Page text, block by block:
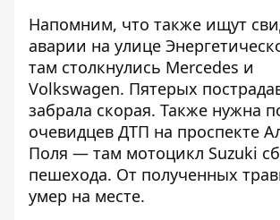
Напомним, что также ищут
аварии на улице
там столкнулись Mercedes и
Volkswagen. Пятерых
забрала скорая. Также нужна
очевидцев ДТП на проспекте
Поля — там мотоцикл Suzuki
пешехода. От полученных
умер на месте.